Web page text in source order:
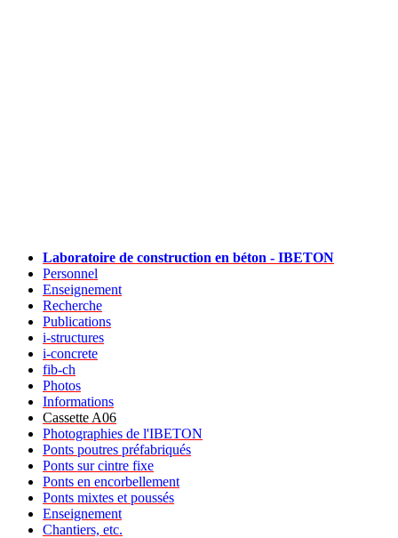
Laboratoire de construction en béton - IBETON
Personnel
Enseignement
Recherche
Publications
i-structures
i-concrete
fib-ch
Photos
Informations
Cassette A06
Photographies de l'IBETON
Ponts poutres préfabriqués
Ponts sur cintre fixe
Ponts en encorbellement
Ponts mixtes et poussés
Enseignement
Chantiers, etc.